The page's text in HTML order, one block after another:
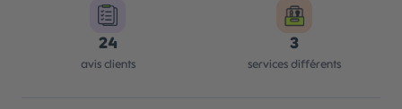
24
avis clients
3
services différents